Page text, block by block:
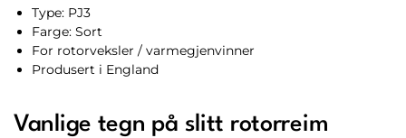
Type: PJ3
Farge: Sort
For rotorveksler / varmegjenvinner
Produsert i England
Vanlige tegn på slitt rotorreim